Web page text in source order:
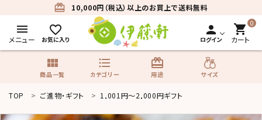
card_giftcard 10,000円（税込）以上のお買上で送料無料
menu
メニュー
favorite_border
お気に入り
person
ログイン
0
shopping_cart
カート
view_module
商品一覧
format_list_bulleted
カテゴリー
card_giftcard
用途 サイズ
TOP ご進物・ギフト 1,001円〜2,000円ギフト